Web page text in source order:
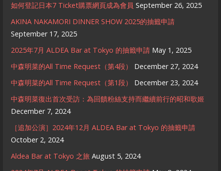
如何登記日本7 Ticket購票網頁成為會員 September 26, 2025
AKINA NAKAMORI DINNER SHOW 2025的抽籤申請
September 17, 2025
2025年7月 ALDEA Bar at Tokyo 的抽籤申請 May 1, 2025
中森明菜的All Time Request（第4段）
December 27, 2024
中森明菜的All Time Request（第1段）
December 23, 2024
中森明菜復出首次受訪：為回饋粉絲支持而繼續前行的昭和歌姬
December 7, 2024
［追加公演］2024年12月 ALDEA Bar at Tokyo 的抽籤申請
October 2, 2024
Aldea Bar at Tokyo 之旅 August 5, 2024